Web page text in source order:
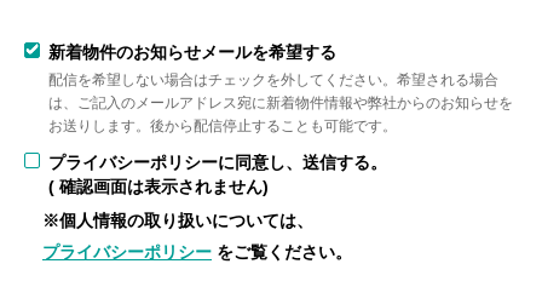
新着物件のお知らせメールを希望する
配信を希望しない場合はチェックを外してください。希望される場合
は、ご記入のメールアドレス宛に新着物件情報や弊社からのお知らせを
お送りします。後から配信停止することも可能です。
プライバシーポリシーに同意し、送信する。
( 確認画面は表示されません)
※個人情報の取り扱いについては、
プライバシーポリシー をご覧ください。